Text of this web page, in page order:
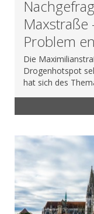
Maxstraße
Problem
Die
Drogenhotspot
hat sich des